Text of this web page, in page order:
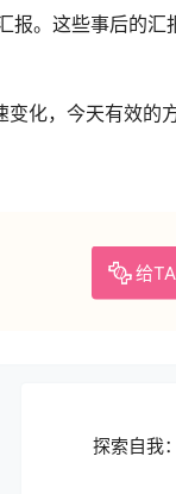
。这些事后的汇
化，今天有效的
给
探索自我